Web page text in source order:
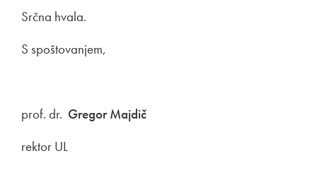
Srčna hvala.
S spoštovanjem,
prof. dr. Gregor Majdič
rektor UL